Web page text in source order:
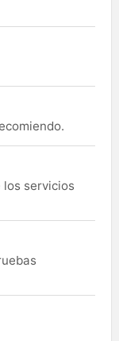
los servicios